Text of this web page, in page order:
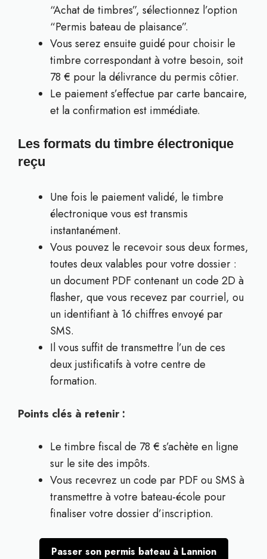
“Achat de timbres”, sélectionnez l’option
“Permis bateau de plaisance”.
Vous serez ensuite guidé pour choisir le
timbre correspondant à votre besoin, soit
78 € pour la délivrance du permis côtier.
Le paiement s’effectue par carte bancaire,
et la confirmation est immédiate.
Les formats du timbre électronique
reçu
Une fois le paiement validé, le timbre
électronique vous est transmis
instantanément.
Vous pouvez le recevoir sous deux formes,
toutes deux valables pour votre dossier :
un document PDF contenant un code 2D à
flasher, que vous recevez par courriel, ou
un identifiant à 16 chiffres envoyé par
SMS.
Il vous suffit de transmettre l’un de ces
deux justificatifs à votre centre de
formation.
Points clés à retenir :
Le timbre fiscal de 78 € s’achète en ligne
sur le site des impôts.
Vous recevrez un code par PDF ou SMS à
transmettre à votre bateau-école pour
finaliser votre dossier d’inscription.
Passer son permis bateau à Lannion